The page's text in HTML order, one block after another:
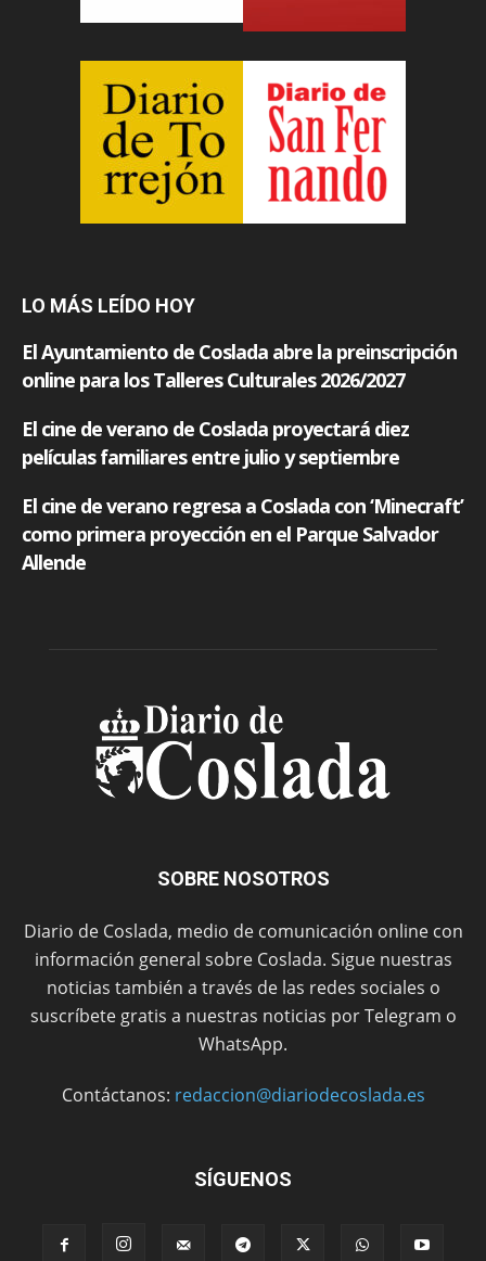
LO MÁS LEÍDO HOY
SOBRE NOSOTROS
Diario de Coslada, medio de comunicación online con
información general sobre Coslada. Sigue nuestras
noticias también a través de las redes sociales o
suscríbete gratis a nuestras noticias por Telegram o
WhatsApp.
Contáctanos: redaccion@diariodecoslada.es
SÍGUENOS